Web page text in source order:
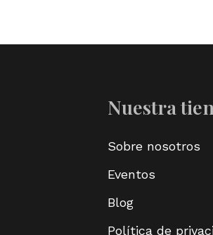
Nuestra
Sobre nosotros
Eventos
Blog
Política de